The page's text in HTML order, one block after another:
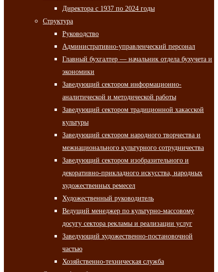
Директора с 1937 по 2024 годы
Структура
Руководство
Административно-управленческий персонал
Главный бухгалтер — начальник отдела бухучета и
экономики
Заведующий сектором информационно-
аналитической и методической работы
Заведующий сектором традиционной хакасской
культуры
Заведующий сектором народного творчества и
межнационального культурного сотрудничества
Заведующий сектором изобразительного и
декоративно-прикладного искусства, народных
художественных ремесел
Художественный руководитель
Ведущий менеджер по культурно-массовому
досугу сектора рекламы и реализации услуг
Заведующий художественно-постановочной
частью
Хозяйственно-техническая служба